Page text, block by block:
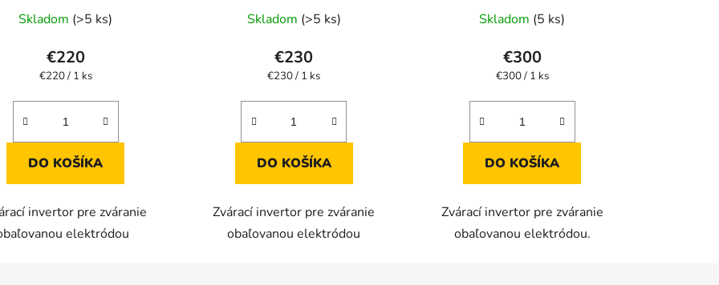
Skladom (>5 ks)
€220
Jednotková
€220 / 1 ks
DO KOŠÍKA
invertor pre zváranie
elektródou
hodnotenie
produktu
je
z
hviezdičiek.
Skladom (>5 ks)
€230
Jednotková
€230 / 1 ks
DO KOŠÍKA
Zvárací invertor pre zváranie
obaľovanou elektródou
hodnotenie
produktu
je
z
hviezdičiek.
Skladom (5 ks)
€300
Jednotková
€300 / 1 ks
DO KOŠÍKA
Zvárací invertor pre zváranie
obaľovanou elektródou.